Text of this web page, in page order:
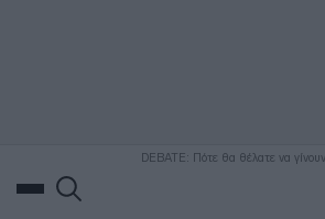
DEBATE: Πότε θα θέλατε να